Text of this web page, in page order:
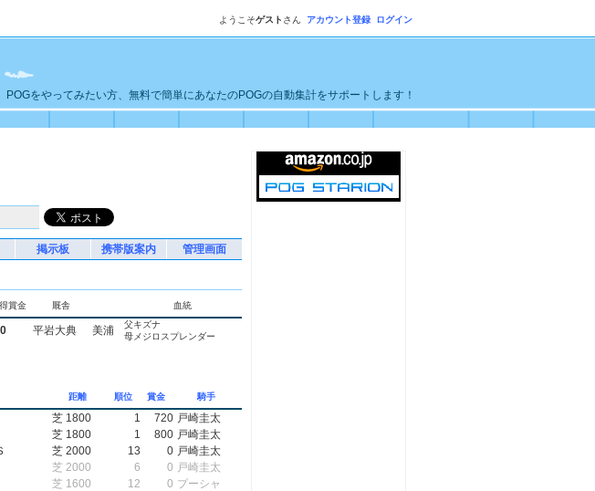
ようこそゲスト さん アカウント登録 ログイン
をやってみたい方、無料で簡単にあなたのPOGの自動集計をサポートします！
掲示板 携帯版案内 管理画面
賞金 厩舎 血統
平岩大典 美浦
父キズナ
母メジロスプレンダー
距離 順位 賞金 騎手
芝 1800 1 720 戸崎圭太
芝 1800 1 800 戸崎圭太
芝 2000 13 0 戸崎圭太
芝 2000 6 0 戸崎圭太
芝 1600 12 0 プーシャ